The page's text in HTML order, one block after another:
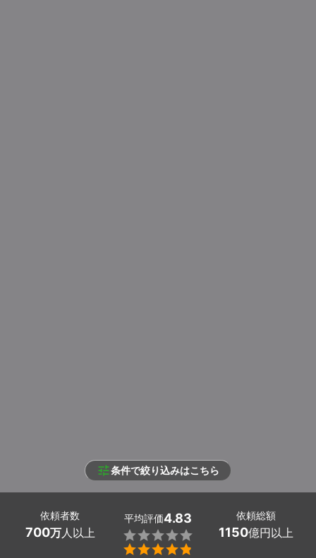
条件で絞り込みはこちら
依頼者数
700万人以上
平均評価4.83


依頼総額
1150億円以上